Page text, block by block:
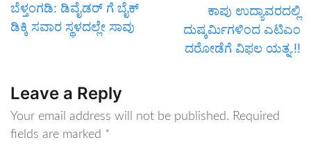
ಬೆಳ್ತಂಗಡಿ: ಡಿವೈಡರ್ ಗೆ ಬೈಕ್
ಡಿಕ್ಕಿ ಸವಾರ ಸ್ಥಳದಲ್ಲೇ ಸಾವು
ಕಾಪು ಉದ್ಯಾವರದಲ್ಲಿ
ದುಷ್ಕರ್ಮಿಗಳಿಂದ ಎಟಿಎಂ
ದರೋಡೆಗೆ ವಿಫಲ ಯತ್ನ.!!
Leave a Reply
Your email address will not be published. Required
fields are marked *